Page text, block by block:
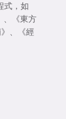
式，如
《東方
《經